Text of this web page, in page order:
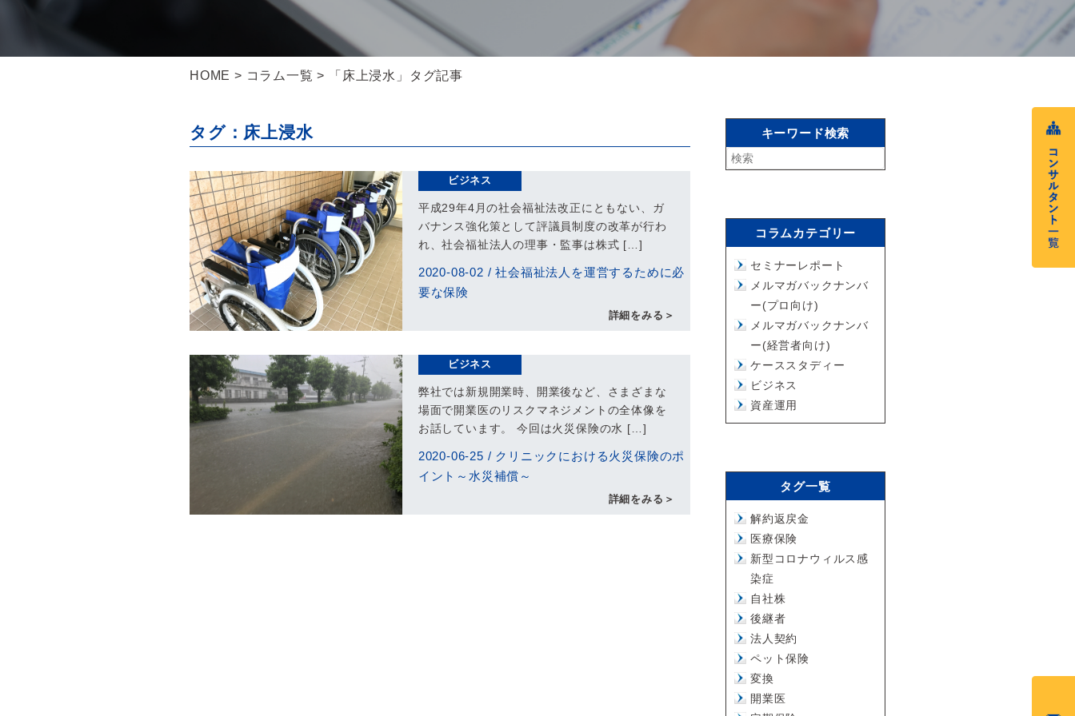
HOME > コラム一覧 > 「床上浸水」タグ記事
タグ：床上浸水
ビジネス
平成29年4月の社会福祉法改正にともない、ガ
バナンス強化策として評議員制度の改革が行わ
れ、社会福祉法人の理事・監事は株式 […]
2020-08-02 /社会福祉法人を運営するために必
要な保険
詳細をみる＞
ビジネス
弊社では新規開業時、開業後など、さまざまな
場面で開業医のリスクマネジメントの全体像を
お話しています。 今回は火災保険の水 […]
2020-06-25 / クリニックにおける火災保険のポ
イント～水災補償～
詳細をみる＞
キーワード検索
コラムカテゴリー
セミナーレポート
メルマガバックナンバ
ー(プロ向け)
メルマガバックナンバ
ー(経営者向け)
ケーススタディー
ビジネス
資産運用
タグ一覧
解約返戻金
医療保険
新型コロナウィルス感
染症
自社株
後継者
法人契約
ペット保険
変換
開業医